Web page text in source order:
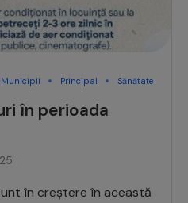
Municipii Principal Sănătate
în perioada
în creștere în această